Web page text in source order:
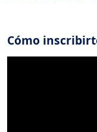
Cómo